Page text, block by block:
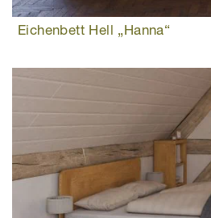
Eichenbett Hell „Hanna“